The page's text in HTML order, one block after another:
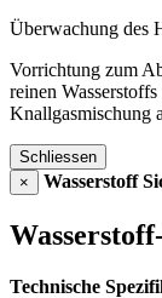
Überwachung des
Vorrichtung zum
reinen
Knallgasmischung
Schliessen
×
Wasserstoff
Technische